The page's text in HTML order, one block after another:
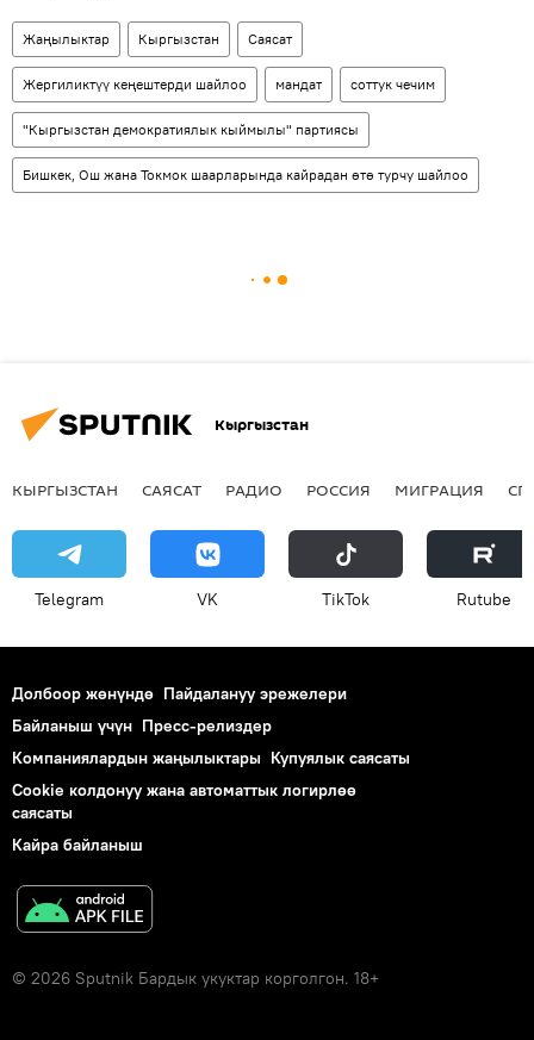
Жаңылыктар Кыргызстан Саясат
Жергиликтүү кеңештерди шайлоо мандат соттук чечим
"Кыргызстан демократиялык кыймылы" партиясы
Бишкек, Ош жана Токмок шаарларында кайрадан өтө турчу шайлоо
Кыргызстан
КЫРГЫЗСТАН САЯСАТ РАДИО РОССИЯ МИГРАЦИЯ
Telegram VK ТikТоk Rutube
Долбоор жөнүндө Пайдалануу эрежелери
Байланыш үчүн Пресс-релиздер
Компаниялардын жаңылыктары Купуялык саясаты
Cookie колдонуу жана автоматтык логирлөө
саясаты
Кайра байланыш
© 2026 Sputnik Бардык укуктар корголгон. 18+